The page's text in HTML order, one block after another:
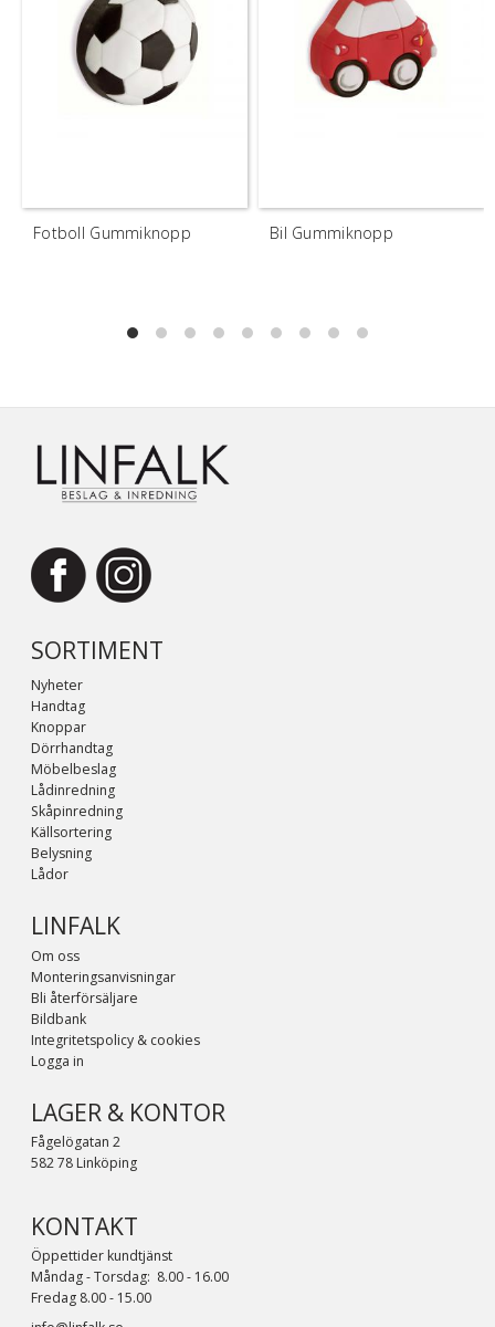
Fotboll Gummiknopp Bil Gummiknopp
SORTIMENT
Nyheter
Handtag
Knoppar
Dörrhandtag
Möbelbeslag
Lådinredning
Skåpinredning
Källsortering
Belysning
Lådor
LINFALK
Om oss
Monteringsanvisningar
Bli återförsäljare
Bildbank
Integritetspolicy & cookies
Logga in
LAGER & KONTOR
Fågelögatan 2
582 78 Linköping
KONTAKT
Öppettider kundtjänst
Måndag - Torsdag: 8.00 - 16.00
Fredag 8.00 - 15.00